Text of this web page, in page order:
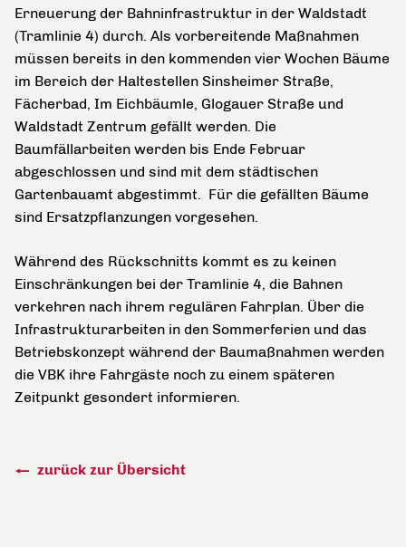
Erneuerung der Bahninfrastruktur in der Waldstadt
(Tramlinie 4) durch. Als vorbereitende Maßnahmen
müssen bereits in den kommenden vier Wochen Bäume
im Bereich der Haltestellen Sinsheimer Straße,
Fächerbad, Im Eichbäumle, Glogauer Straße und
Waldstadt Zentrum gefällt werden. Die
Baumfällarbeiten werden bis Ende Februar
abgeschlossen und sind mit dem städtischen
Gartenbauamt abgestimmt. Für die gefällten Bäume
sind Ersatzpflanzungen vorgesehen.
Während des Rückschnitts kommt es zu keinen
Einschränkungen bei der Tramlinie 4, die Bahnen
verkehren nach ihrem regulären Fahrplan. Über die
Infrastrukturarbeiten in den Sommerferien und das
Betriebskonzept während der Baumaßnahmen werden
die VBK ihre Fahrgäste noch zu einem späteren
Zeitpunkt gesondert informieren.
zurück zur Übersicht